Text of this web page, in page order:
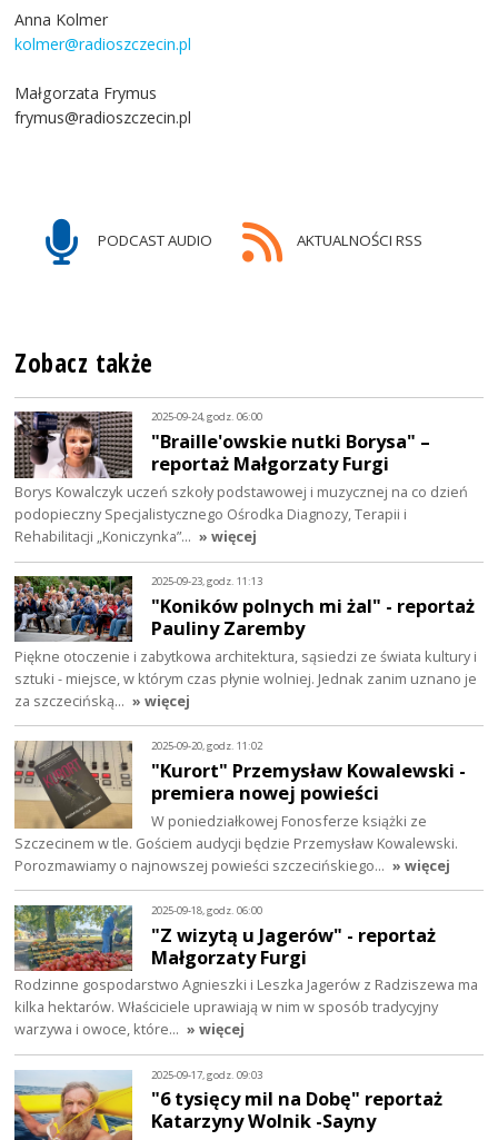
Anna Kolmer
kolmer@radioszczecin.pl
Małgorzata Frymus
frymus@radioszczecin.pl
PODCAST AUDIO AKTUALNOŚCI RSS
Zobacz także
2025-09-24, godz. 06:00
"Braille'owskie nutki Borysa" –
reportaż Małgorzaty Furgi
Borys Kowalczyk uczeń szkoły podstawowej i muzycznej na co dzień
podopieczny Specjalistycznego Ośrodka Diagnozy, Terapii i
Rehabilitacji „Koniczynka”… » więcej
2025-09-23, godz. 11:13
"Koników polnych mi żal" - reportaż
Pauliny Zaremby
Piękne otoczenie i zabytkowa architektura, sąsiedzi ze świata kultury i
sztuki - miejsce, w którym czas płynie wolniej. Jednak zanim uznano je
za szczecińską… » więcej
2025-09-20, godz. 11:02
"Kurort" Przemysław Kowalewski -
premiera nowej powieści
W poniedziałkowej Fonosferze książki ze
Szczecinem w tle. Gościem audycji będzie Przemysław Kowalewski.
Porozmawiamy o najnowszej powieści szczecińskiego… » więcej
2025-09-18, godz. 06:00
"Z wizytą u Jagerów" - reportaż
Małgorzaty Furgi
Rodzinne gospodarstwo Agnieszki i Leszka Jagerów z Radziszewa ma
kilka hektarów. Właściciele uprawiają w nim w sposób tradycyjny
warzywa i owoce, które… » więcej
2025-09-17, godz. 09:03
"6 tysięcy mil na Dobę" reportaż
Katarzyny Wolnik -Sayny